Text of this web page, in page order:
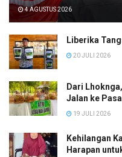
4 AGUSTUS 2026
Liberika
20 JULI 2026
Dari
Jalan ke
19 JULI 2026
Kehilangan
Harapan